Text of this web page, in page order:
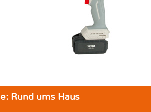
Rund ums Haus